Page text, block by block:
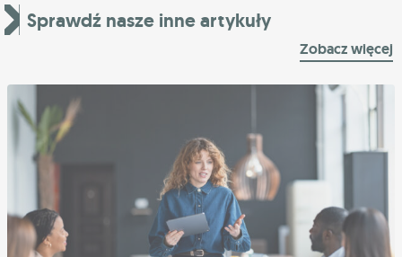
Sprawdź nasze inne artykuły
Zobacz więcej